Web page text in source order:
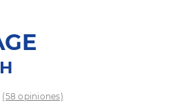
(58 opiniones)